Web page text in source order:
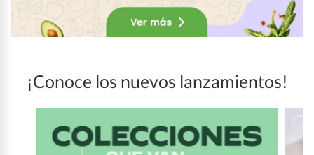
¡Conoce los nuevos lanzamientos!